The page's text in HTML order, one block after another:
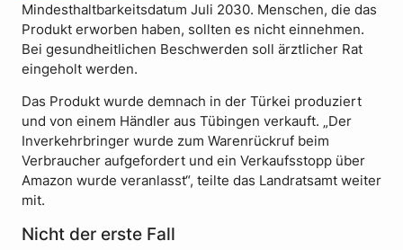
Mindesthaltbarkeitsdatum Juli 2030. Menschen, die das
Produkt erworben haben, sollten es nicht einnehmen.
Bei gesundheitlichen Beschwerden soll ärztlicher Rat
eingeholt werden.
Das Produkt wurde demnach in der Türkei produziert
und von einem Händler aus Tübingen verkauft. „Der
Inverkehrbringer wurde zum Warenrückruf beim
Verbraucher aufgefordert und ein Verkaufsstopp über
Amazon wurde veranlasst“, teilte das Landratsamt weiter
mit.
Nicht der erste Fall